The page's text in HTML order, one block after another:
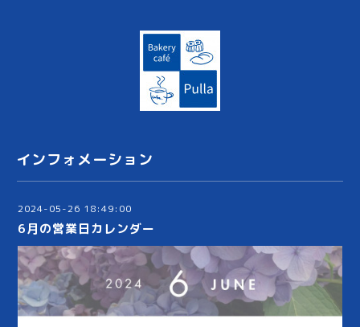
インフォメーション
2024-05-26 18:49:00
6月の営業日カレンダー